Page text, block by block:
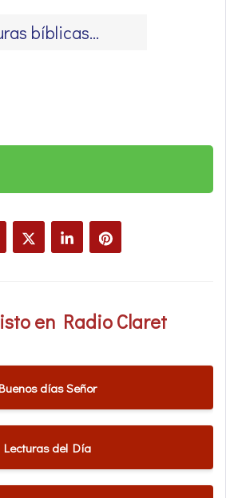
en Radio Claret
Buenos días Señor
Lecturas del Día